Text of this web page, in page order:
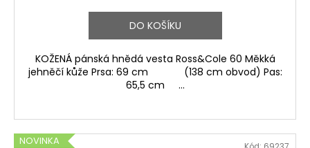
DO KOŠÍKU
KOŽENÁ pánská hnědá vesta Ross&Cole 60 Měkká
jehněčí kůže Prsa: 69 cm (138 cm obvod) Pas:
65,5 cm ...
NOVINKA